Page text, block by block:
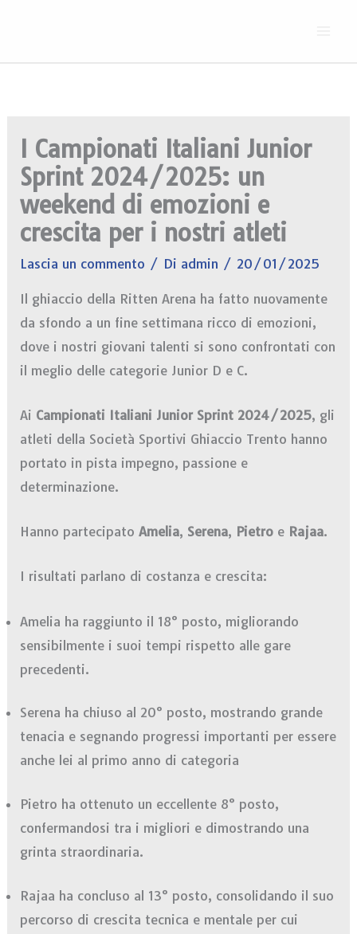
I Campionati Italiani Junior
Sprint 2024/2025: un
weekend di emozioni e
crescita per i nostri atleti
Lascia un commento / Di admin / 20/01/2025
Il ghiaccio della Ritten Arena ha fatto nuovamente
da sfondo a un fine settimana ricco di emozioni,
dove i nostri giovani talenti si sono confrontati con
il meglio delle categorie Junior D e C.
Ai Campionati Italiani Junior Sprint 2024/2025, gli
atleti della Società Sportivi Ghiaccio Trento hanno
portato in pista impegno, passione e
determinazione.
Hanno partecipatoAmelia, Serena, Pietro e Rajaa.
I risultati parlano di costanza e crescita:
Amelia ha raggiunto il 18° posto, migliorando
sensibilmente i suoi tempi rispetto alle gare
precedenti.
Serena ha chiuso al 20° posto, mostrando grande
tenacia e segnando progressi importanti per essere
anche lei al primo anno di categoria
Pietro ha ottenuto un eccellente 8° posto,
confermandosi tra i migliori e dimostrando una
grinta straordinaria.
Rajaa ha concluso al 13° posto, consolidando il suo
percorso di crescita tecnica e mentale per cui